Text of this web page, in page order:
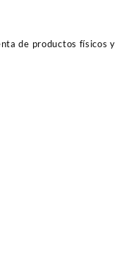
de productos físicos y